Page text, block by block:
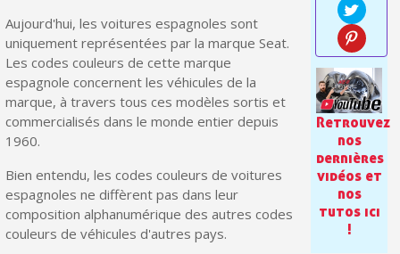
Inscription à la newsletter : 5€ de réduction
Livraison sous 24 h en France Métropolitaine
Livraison offerte en France métropolitaine pour 250€ d'achats
Votre devis en ligne en moins d'1 minute
Partagez vos créations et obtenez des bons d'achat
Gagnez des points de fidélité à chaque commande
Aujourd'hui, les voitures espagnoles sont
uniquement représentées par la marque Seat.
Les codes couleurs de cette marque
espagnole concernent les véhicules de la
marque, à travers tous ces modèles sortis et
commercialisés dans le monde entier depuis
1960.
Bien entendu, les codes couleurs de voitures
espagnoles ne diffèrent pas dans leur
composition alphanumérique des autres codes
couleurs de véhicules d'autres pays.
Retrouvez
nos
dernières
vidéos et
nos
tutos ici
!